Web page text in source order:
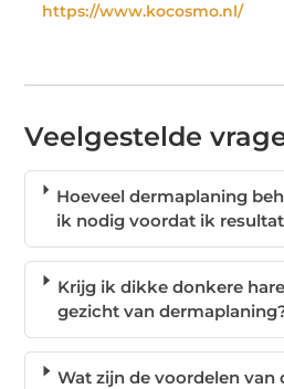
https://www.kocosmo.nl/
Veelgestelde
Hoeveel dermaplaning
ik nodig voordat ik
Krijg ik dikke donkere
gezicht van
Wat zijn de voordelen van